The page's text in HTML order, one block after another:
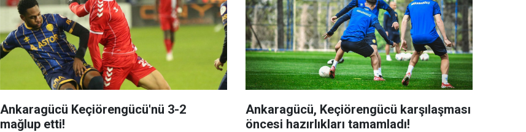
Ankaragücü Keçiörengücü'nü 3-2
mağlup etti!
Ankaragücü, Keçiörengücü karşılaşması
öncesi hazırlıkları tamamladı!